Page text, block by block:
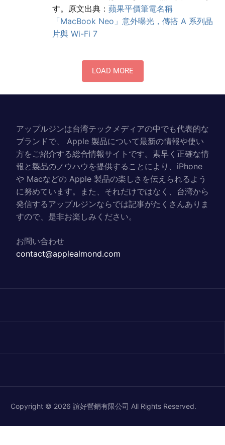
す。原文出典： 蘋果平價筆電名稱
「MacBook Neo」意外曝光，傳搭 A 系列晶
片與 Wi-Fi 7
LOAD MORE
アップルジンは台湾テックメディアの中でも代表的な
ブランドで、 Apple 製品について最新の情報や使い
方をご紹介する総合情報サイトです。素早く正確な情
報と製品のノウハウを提供することにより、iPhone
や Macなどの Apple 製品の楽しさを伝えられるよう
に努めています。また、それだけではなく、台湾から
発信するアップルジンならでは記事がたくさんありま
すので、是非お楽しみください。
お問い合わせ
contact@applealmond.com
Copyright © 2026 誼好營銷有限公司 All Rights Reserved.